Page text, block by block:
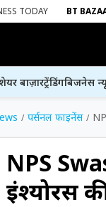
TODAY BT
शेयर बाज़ारट्रेंडिंगबिजनेस
पर्सनल फाइनेंस
NPS
इंश्योरेंस